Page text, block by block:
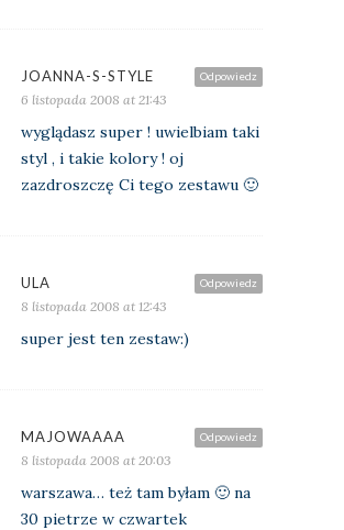
Odpowiedz
JOANNA-S-STYLE
6 listopada 2008 at 21:43
wyglądasz super ! uwielbiam taki
styl , i takie kolory ! oj
zazdroszczę Ci tego zestawu 🙂
Odpowiedz
ULA
8 listopada 2008 at 12:43
super jest ten zestaw:)
Odpowiedz
MAJOWAAAA
8 listopada 2008 at 20:03
warszawa… też tam byłam 🙂 na
30 pietrze w czwartek